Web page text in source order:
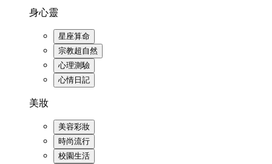
身心靈
星座算命
宗教超自然
心理測驗
心情日記
美妝
美容彩妝
時尚流行
校園生活